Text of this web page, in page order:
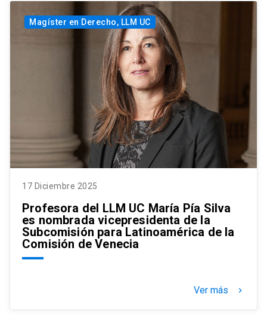
Magíster en Derecho, LLM UC
17 Diciembre 2025
Profesora del LLM UC María Pía Silva
es nombrada vicepresidenta de la
Subcomisión para Latinoamérica de la
Comisión de Venecia
Ver más keyboard_arrow_right